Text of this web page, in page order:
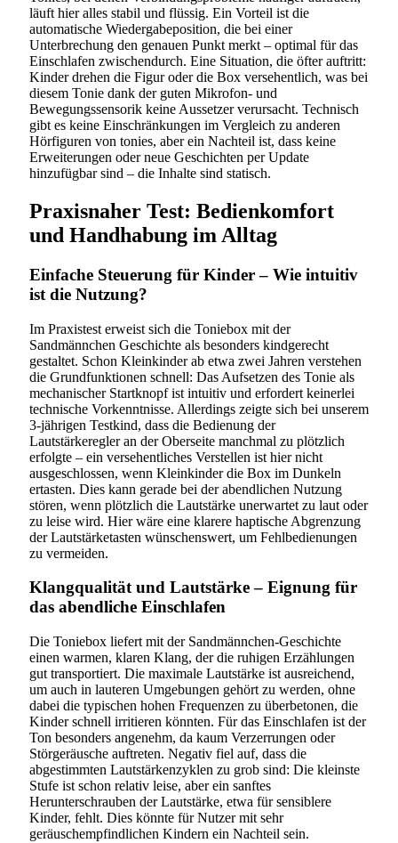
läuft hier alles stabil und flüssig. Ein Vorteil ist die
automatische Wiedergabeposition, die bei einer
Unterbrechung den genauen Punkt merkt – optimal für das
Einschlafen zwischendurch. Eine Situation, die öfter auftritt:
Kinder drehen die Figur oder die Box versehentlich, was bei
diesem Tonie dank der guten Mikrofon- und
Bewegungssensorik keine Aussetzer verursacht. Technisch
gibt es keine Einschränkungen im Vergleich zu anderen
Hörfiguren von tonies, aber ein Nachteil ist, dass keine
Erweiterungen oder neue Geschichten per Update
hinzufügbar sind – die Inhalte sind statisch.
Praxisnaher Test: Bedienkomfort
und Handhabung im Alltag
Einfache Steuerung für Kinder – Wie intuitiv
ist die Nutzung?
Im Praxistest erweist sich die Toniebox mit der
Sandmännchen Geschichte als besonders kindgerecht
gestaltet. Schon Kleinkinder ab etwa zwei Jahren verstehen
die Grundfunktionen schnell: Das Aufsetzen des Tonie als
mechanischer Startknopf ist intuitiv und erfordert keinerlei
technische Vorkenntnisse. Allerdings zeigte sich bei unserem
3-jährigen Testkind, dass die Bedienung der
Lautstärkeregler an der Oberseite manchmal zu plötzlich
erfolgte – ein versehentliches Verstellen ist hier nicht
ausgeschlossen, wenn Kleinkinder die Box im Dunkeln
ertasten. Dies kann gerade bei der abendlichen Nutzung
stören, wenn plötzlich die Lautstärke unerwartet zu laut oder
zu leise wird. Hier wäre eine klarere haptische Abgrenzung
der Lautstärketasten wünschenswert, um Fehlbedienungen
zu vermeiden.
Klangqualität und Lautstärke – Eignung für
das abendliche Einschlafen
Die Toniebox liefert mit der Sandmännchen-Geschichte
einen warmen, klaren Klang, der die ruhigen Erzählungen
gut transportiert. Die maximale Lautstärke ist ausreichend,
um auch in lauteren Umgebungen gehört zu werden, ohne
dabei die typischen hohen Frequenzen zu überbetonen, die
Kinder schnell irritieren könnten. Für das Einschlafen ist der
Ton besonders angenehm, da kaum Verzerrungen oder
Störgeräusche auftreten. Negativ fiel auf, dass die
abgestimmten Lautstärkenzyklen zu grob sind: Die kleinste
Stufe ist schon relativ leise, aber ein sanftes
Herunterschrauben der Lautstärke, etwa für sensiblere
Kinder, fehlt. Dies könnte für Nutzer mit sehr
geräuschempfindlichen Kindern ein Nachteil sein.